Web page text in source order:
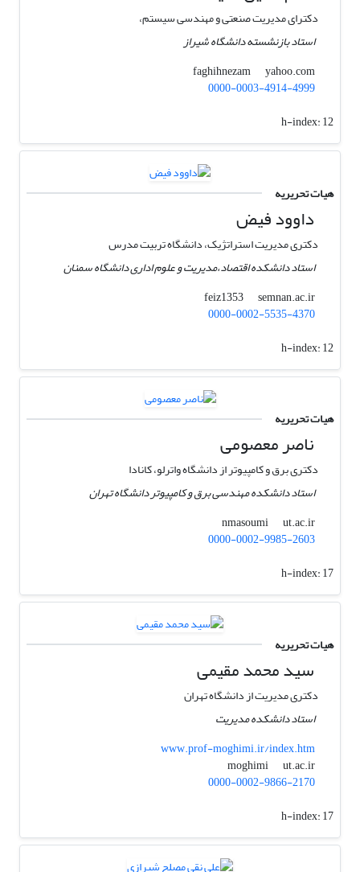
دکترای مدیریت صنعتی و مهندسی سیستم،
استاد بازنشسته دانشگاه شیراز
faghihnezam
yahoo.com
0000-0003-4914-4999
h-index:12
هیات تحریریه
داوود فیض
دکتری مدیریت استراتژیک، دانشگاه تربیت مدرس
استاد دانشکده اقتصاد،مدیریت و علوم اداری دانشگاه سمنان
feiz1353
semnan.ac.ir
0000-0002-5535-4370
h-index:12
هیات تحریریه
ناصر معصومی
دکتری برق و کامپیوتر از دانشگاه واترلو، کانادا
استاد دانشکده مهندسی برق و کامپیوتر دانشگاه تهران
nmasoumi
ut.ac.ir
0000-0002-9985-2603
h-index:17
هیات تحریریه
سید محمد مقیمی
دکتری مدیریت از دانشگاه تهران
استاد دانشکده مدیریت
www.prof-moghimi.ir/index.htm
moghimi
ut.ac.ir
0000-0002-9866-2170
h-index:17